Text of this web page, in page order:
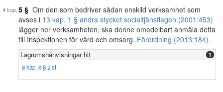
5 § Om den som bedriver sådan enskild verksamhet som
avses i 13 kap. 1 § andra stycket socialtjänstlagen (2001:453)
lägger ner verksamheten, ska denne omedelbart anmäla detta
till Inspektionen för vård och omsorg. Förordning (2013:184).
Lagrumshänvisningar hit 1
8 kap. 6 § 2 st